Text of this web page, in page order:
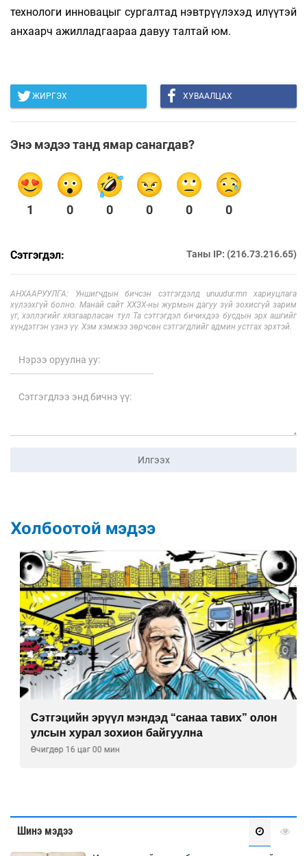
технологи инновацыг сургалтад нэвтрүүлэхэд илүүтэй
анхаарч ажилладгаараа давуу талтай юм.
ЖИРГЭХ ХУВААЛЦАХ
Энэ мэдээ танд ямар санагдав?
1 0 0 0 0 0
Сэтгэгдэл: Таны IP: (216.73.216.65)
АНХААРУУЛГА: Уншигчдын бичсэн сэтгэгдэлд unuudur.mn хариуцлага
хүлээхгүй болно. Манай сайт ХХЗХ-ны журмын дагуу зүй зохисгүй зарим
үг, хэллэгийг хязгаарласан тул Та сэтгэгдэл бичихдээ бусдын эрх ашгийг
хүндэтгэн үзнэ үү. Хэм хэмжээ зөрчсөн сэтгэгдлийг админ устгах эрхтэй.
Илгээх
Холбоотой мэдээ
Сэтгэцийн эрүүл мэндэд “санаа тавих” олон
улсын хурал зохион байгуулна
Өчигдөр 16 цаг 00 мин
Шинэ мэдээ